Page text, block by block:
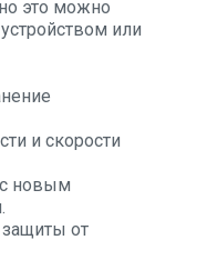
это можно
или
и скорости
новым
защиты от